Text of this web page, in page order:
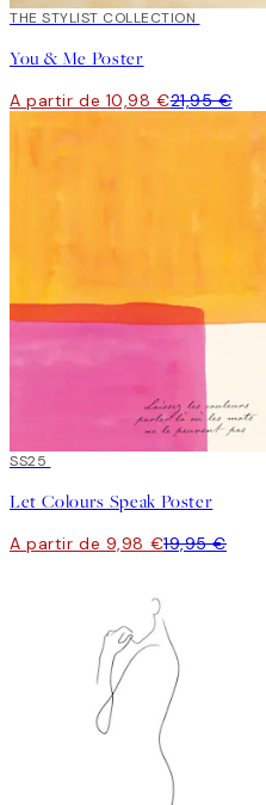
50%*
THE STYLIST COLLECTION
You & Me Poster
A partir de 10,98 €21,95 €
50%*
SS25
Let Colours Speak Poster
A partir de 9,98 €19,95 €